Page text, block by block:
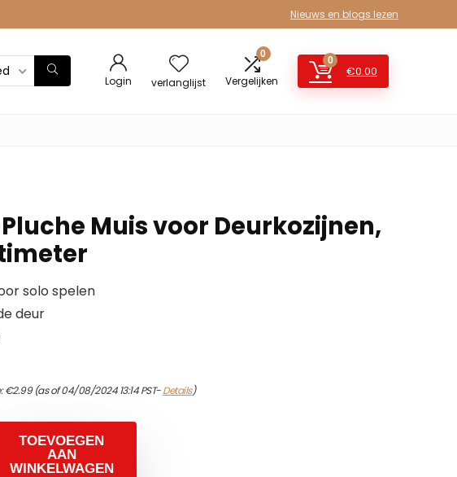
Nieuws en blogs lezen
Login verlanglijst
0
Vergelijken
0
€0.00
Muis voor Deurkozijnen,
solo spelen
deur
€2.99(as of 04/08/2024 13:14 PST-Details)
TOEVOEGEN
AAN
WINKELWAGEN